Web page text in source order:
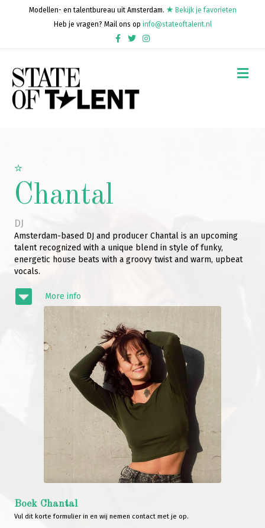
Modellen- en talentbureau uit Amsterdam.
Bekijk je favorieten
Heb je vragen? Mail ons op info@stateoftalent.nl
FacebookTwitterInstagram
Chantal
DJ
Amsterdam-based DJ and producer Chantal is an upcoming
talent recognized with a unique blend in style of funky,
energetic house beats with a groovy twist and warm, upbeat
vocals.
More info
Boek Chantal
Vul dit korte formulier in en wij nemen contact met je op.